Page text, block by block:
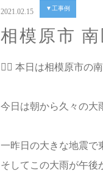
2021.02.15 ▼工事例
相模原市
💁‍♀️ 本日は相模原市の
今日は朝から久々の
一昨日の大きな地震で
そしてこの大雨が午後